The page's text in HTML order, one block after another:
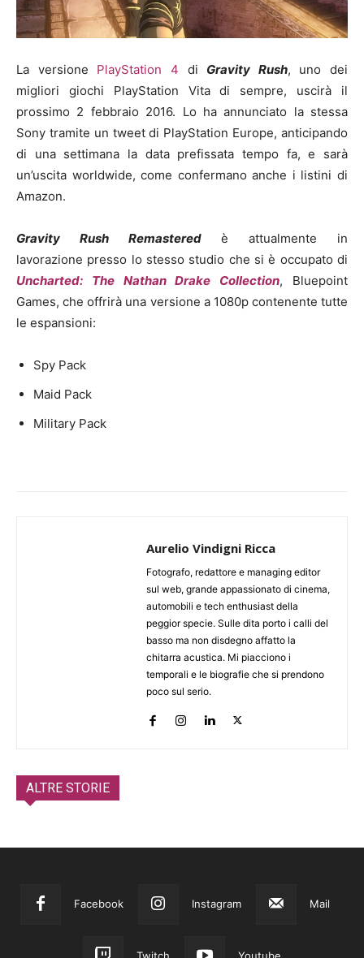
La versione PlayStation 4 di Gravity Rush, uno dei
migliori giochi PlayStation Vita di sempre, uscirà il
prossimo 2 febbraio 2016. Lo ha annunciato la stessa
Sony tramite un tweet di PlayStation Europe, anticipando
di una settimana la data prefissata tempo fa, e sarà
un’uscita worldwide, come confermano anche i listini di
Amazon.
Gravity Rush Remasteredè attualmente in
lavorazione presso lo stesso studio che si è occupato di
Uncharted: The Nathan Drake Collection, Bluepoint
Games, che offrirà una versione a 1080p contenente tutte
le espansioni:
Spy Pack
Maid Pack
Military Pack
Aurelio Vindigni Ricca
Fotografo, redattore e managing editor
sul web, grande appassionato di cinema,
automobili e tech enthusiast della
peggior specie. Sulle dita porto i calli del
basso ma non disdegno affatto la
chitarra acustica. Mi piacciono i
temporali e le biografie che si prendono
poco sul serio.
ALTRE STORIE
Facebook Instagram Mail
Twitch Youtube